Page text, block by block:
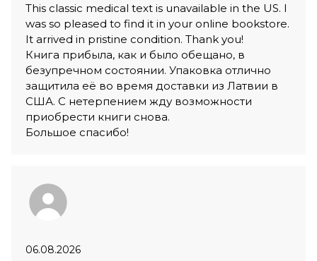
This classic medical text is unavailable in the US. I
was so pleased to find it in your online bookstore.
It arrived in pristine condition. Thank you!
Книга прибыла, как и было обещано, в
безупречном состоянии. Упаковка отлично
защитила её во время доставки из Латвии в
США. С нетерпением жду возможности
приобрести книги снова.
Большое спасибо!
06.08.2026